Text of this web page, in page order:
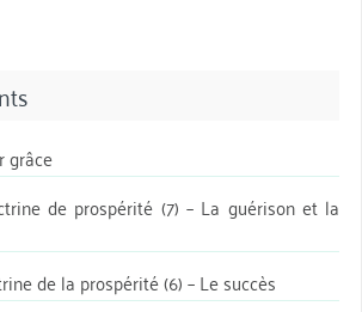
grâce
de prospérité (7) – La guérison et la
de la prospérité (6) – Le succès